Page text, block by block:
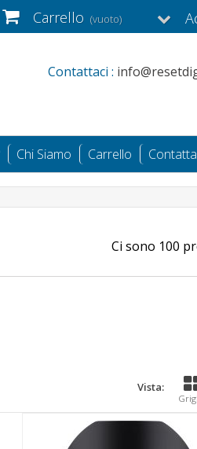
Carrello (vuoto)
Contattaci :
Chi Siamo Carrello
Ci sono 100
Vista: